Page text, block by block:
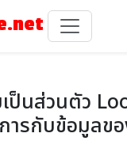
ป็นส่วนตัว
ารกับข้อมูลข